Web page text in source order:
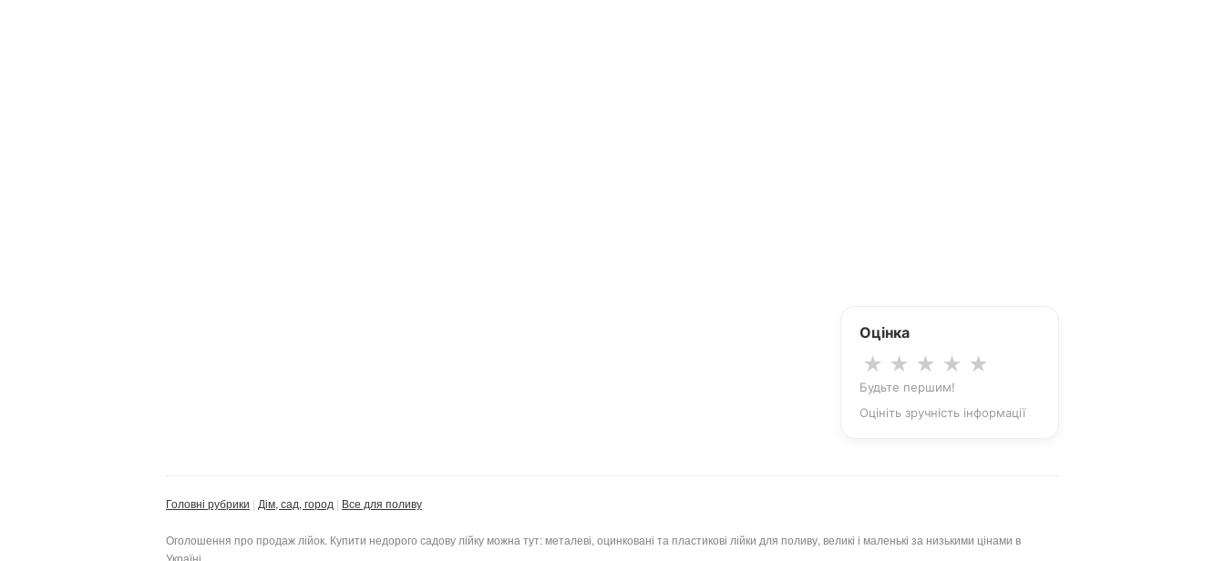
Оцінка
★ ★ ★ ★ ★
Будьте першим!
Оцініть зручність інформації
Головні рубрики Дім, сад, город Все для поливу
Оголошення про продаж лійок. Купити недорого садову лійку можна тут: металеві, оцинковані та пластикові лійки для поливу, великі і маленькі за низькими цінами в
Україні.